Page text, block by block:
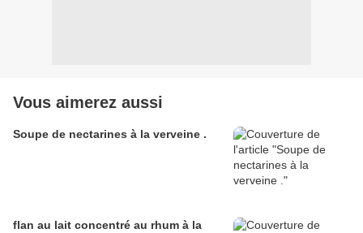
Vous aimerez aussi
Soupe de nectarines à la verveine .
flan au lait concentré au rhum à la